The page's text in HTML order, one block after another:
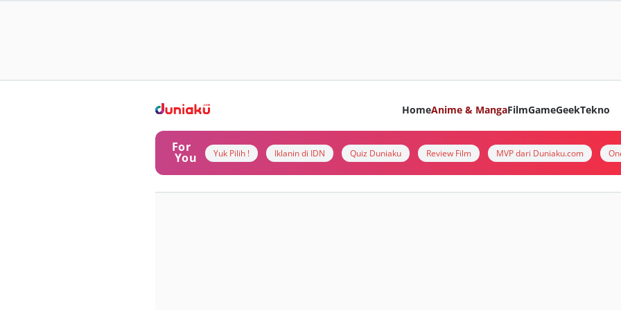
HomeAnime & MangaFilmGameGeekTekno
For
You Yuk Pilih ! Iklanin di IDN Quiz Duniaku Review Film MVP dari Duniaku.com